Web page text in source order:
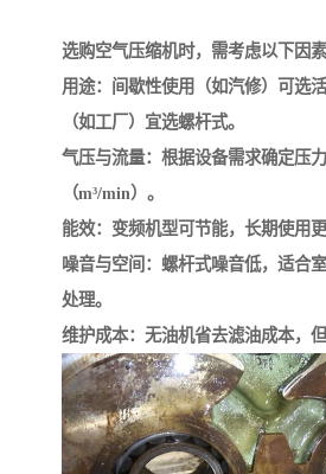
螺杆机阴
选购空气压缩机时，需考虑以下因素
用途：间歇性使用（如汽修）可选
（如工厂）宜选螺杆式。
气压与流量：根据设备需求确定压
（m³/min）。
能效：变频机型可节能，长期使用更
噪音与空间：螺杆式噪音低，适合
处理。
维护成本：无油机省去滤油成本，